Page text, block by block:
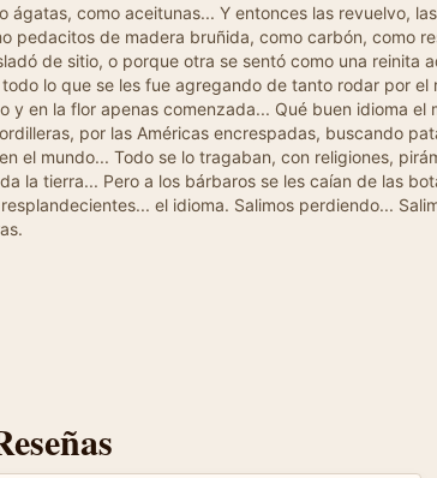
como aceitunas... Y entonces las revuelvo,
pedacitos de madera bruñida, como carbón, como
de sitio, o porque otra se sentó como una reinita
lo que se les fue agregando de tanto rodar por
en la flor apenas comenzada... Qué buen idioma el
por las Américas encrespadas, buscando
el mundo... Todo se lo tragaban, con religiones,
la tierra... Pero a los bárbaros se les caían de las
el idioma. Salimos perdiendo...